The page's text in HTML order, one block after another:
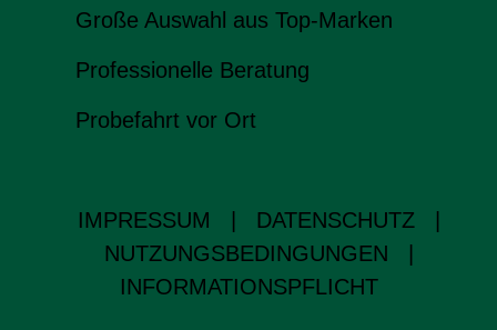
Große Auswahl aus Top-Marken
Professionelle Beratung
Probefahrt vor Ort
IMPRESSUM DATENSCHUTZ
NUTZUNGSBEDINGUNGEN
INFORMATIONSPFLICHT